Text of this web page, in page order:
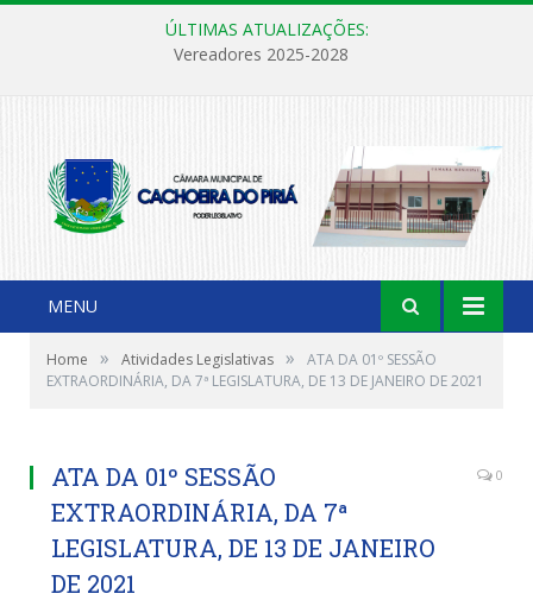
ÚLTIMAS ATUALIZAÇÕES:
Vereadores 2025-2028
MENU
Home » Atividades Legislativas »
ATA DA 01º SESSÃO
EXTRAORDINÁRIA, DA 7ª LEGISLATURA, DE 13 DE JANEIRO DE 2021
ATA DA 01º SESSÃO
EXTRAORDINÁRIA, DA 7ª
LEGISLATURA, DE 13 DE JANEIRO
DE 2021
0